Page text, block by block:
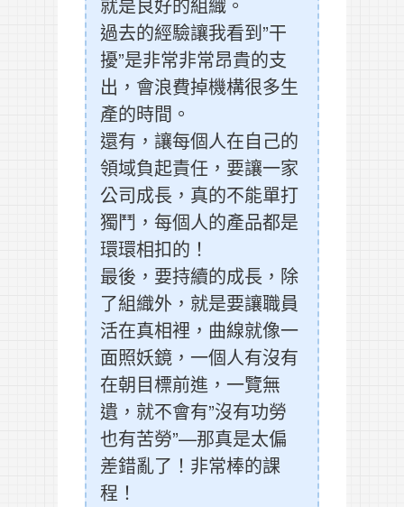
過去的經驗讓我看到”干
擾”是非常非常昂貴的支
出，會浪費掉機構很多生
產的時間。
還有，讓每個人在自己的
領域負起責任，要讓一家
公司成長，真的不能單打
獨鬥，每個人的產品都是
環環相扣的！
最後，要持續的成長，除
了組織外，就是要讓職員
活在真相裡，曲線就像一
面照妖鏡，一個人有沒有
在朝目標前進，一覽無
遺，就不會有”沒有功勞
也有苦勞”—那真是太偏
差錯亂了！非常棒的課
程！